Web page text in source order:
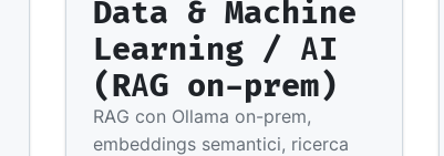
Data & Machine
Learning / AI
(RAG on-prem)
RAG con Ollama on-prem,
embeddings semantici, ricerca